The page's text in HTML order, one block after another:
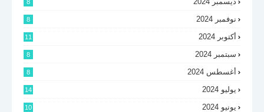
8
نوفمبر 2024 8
أكتوبر 2024 11
سبتمبر 2024 8
أغسطس 2024 8
يوليو 2024 14
يونيو 2024 10